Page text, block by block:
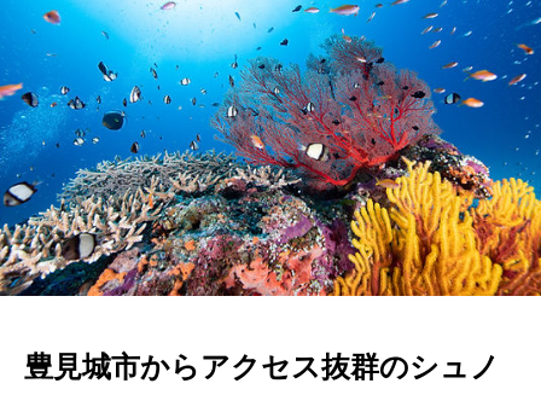
豊見城市からアクセス抜群のシュノ